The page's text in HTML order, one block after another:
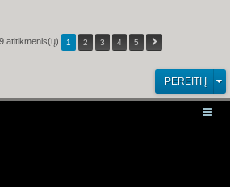
atitikmenis(ų) 1 2 3 4 5
PEREITI Į